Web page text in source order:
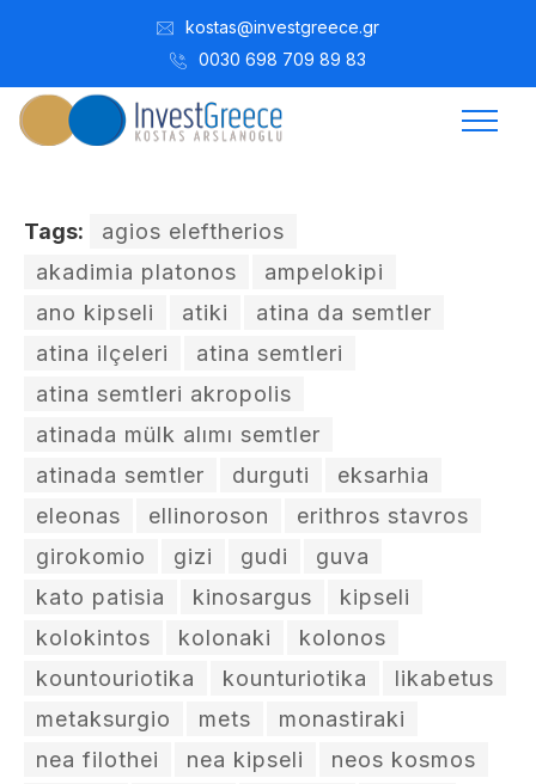
kostas@investgreece.gr
0030 698 709 89 83
Tags:
agios eleftherios
akadimia platonos
ampelokipi
ano kipseli
atiki
atina da semtler
atina ilçeleri
atina semtleri
atina semtleri akropolis
atinada mülk alımı semtler
atinada semtler
durguti
eksarhia
eleonas
ellinoroson
erithros stavros
girokomio
gizi gudi
guva
kato patisia
kinosargus
kipseli
kolokintos
kolonaki
kolonos
kountouriotika
kounturiotika
likabetus
metaksurgio
mets
monastiraki
nea filothei
nea kipseli
neos kosmos